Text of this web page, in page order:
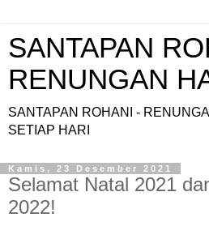
SANTAPAN
RENUNGAN
SANTAPAN ROHANI -
SETIAP HARI
Kamis, 23 Desember 2021
Selamat Natal 2021
2022!